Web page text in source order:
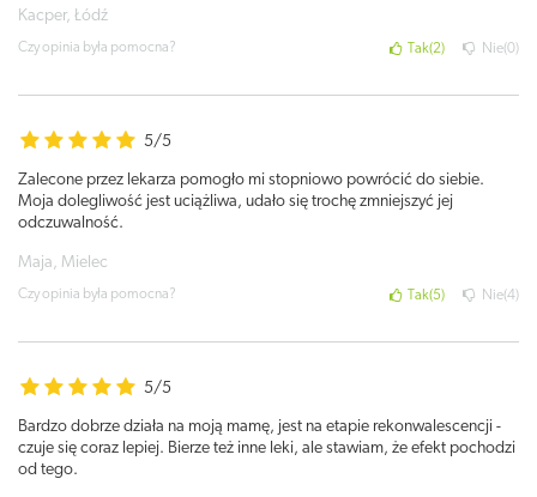
Kacper, Łódź
Czy opinia była pomocna? Tak 2 Nie 0
5/5
Zalecone przez lekarza pomogło mi stopniowo powrócić do siebie.
Moja dolegliwość jest uciążliwa, udało się trochę zmniejszyć jej
odczuwalność.
Maja, Mielec
Czy opinia była pomocna? Tak 5 Nie 4
5/5
Bardzo dobrze działa na moją mamę, jest na etapie rekonwalescencji -
czuje się coraz lepiej. Bierze też inne leki, ale stawiam, że efekt pochodzi
od tego.